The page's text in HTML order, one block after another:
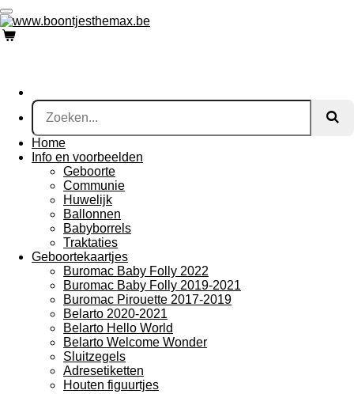
Ga
direct
naar
Home
Info en voorbeelden
Geboorte
Communie
Huwelijk
Ballonnen
Babyborrels
Traktaties
Geboortekaartjes
Buromac Baby Folly 2022
Buromac Baby Folly 2019-2021
Buromac Pirouette 2017-2019
Belarto 2020-2021
Belarto Hello World
Belarto Welcome Wonder
Sluitzegels
Adresetiketten
Houten figuurtjes